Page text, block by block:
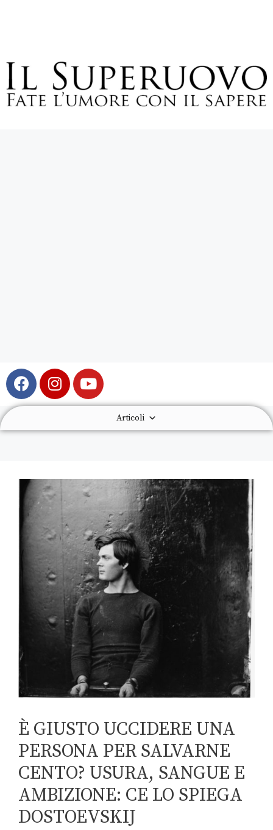
Articoli
È GIUSTO UCCIDERE UNA
PERSONA PER SALVARNE
CENTO? USURA, SANGUE E
AMBIZIONE: CE LO SPIEGA
DOSTOEVSKIJ